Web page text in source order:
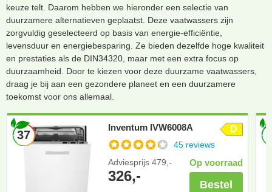
keuze telt. Daarom hebben we hieronder een selectie van
duurzamere alternatieven geplaatst. Deze vaatwassers zijn
zorgvuldig geselecteerd op basis van energie-efficiëntie,
levensduur en energiebesparing. Ze bieden dezelfde hoge kwaliteit
en prestaties als de DIN34320, maar met een extra focus op
duurzaamheid. Door te kiezen voor deze duurzame vaatwassers,
draag je bij aan een gezondere planeet en een duurzamere
toekomst voor ons allemaal.
37
Inventum IVW6008A D
45 reviews
Adviesprijs 479,-
326,-
Op voorraad
Bestel